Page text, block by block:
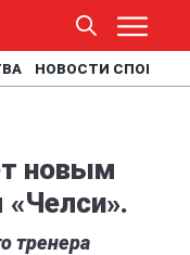
НОВОСТИ СПОРТА
новым
тренера